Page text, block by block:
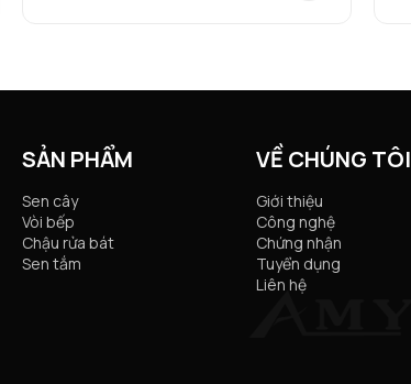
SẢN PHẨM
Sen cây
Vòi bếp
Chậu rửa bát
Sen tắm
VỀ CHÚNG TÔI
Giới thiệu
Công nghệ
Chứng nhận
Tuyển dụng
Liên hệ